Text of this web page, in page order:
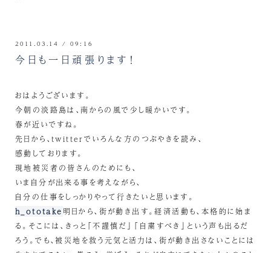
2011.03.14 / 09:16
今日も一日頑張ります！
おはようございます。
今朝の淡路島は、南からの風で少し暖かいです。
春が近いですね。
先日から、twitterでいろんな方のつぶやきを読み、
感動しております。
現地被災者の皆さんのためにも、
いま自分が出来る事を考えながら、
自分の仕事をしっかりやって行きたいと思います。
h_ototake 明日から、街が動き出す。経済活動も、本格的に始ま
る。そこには、きっと「不謹慎だ」「自粛すべき」という声も出るだ
ろう。でも、被災地を救う元気と活力は、街が動き出さないことには